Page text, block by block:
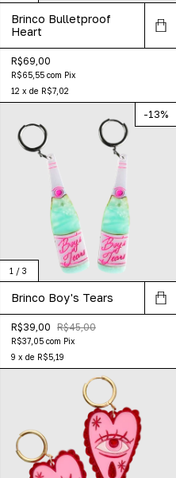
Brinco Bulletproof
Heart
R$69,00
R$65,55 com Pix
12 x de R$7,02
1 / 3
-13%
Brinco Boy's Tears
R$39,00 R$45,00
R$37,05 com Pix
9 x de R$5,19